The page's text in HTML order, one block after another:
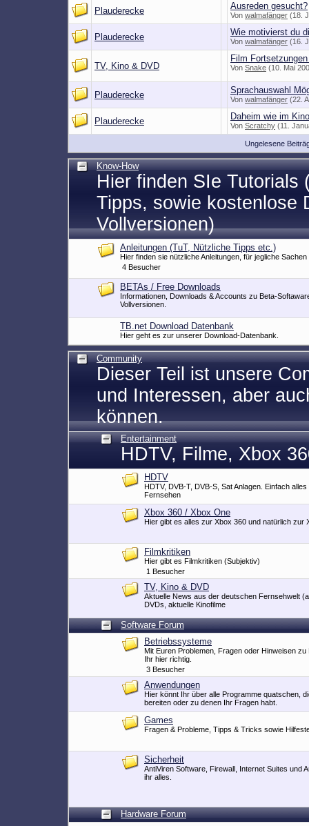
Plauderecke Ausreden
Vonwalmafänger
Plauderecke Wie motivierst
Vonwalmafänger
TV, Kino & DVD
Film
VonSnake(10.
Plauderecke Sprachauswahl
Vonwalmafänger
Plauderecke Daheim wie im
VonScratchy(11.
Ungelesene
Know-How
Hier finden SIe Tutorials
Tipps, sowie kostenlose
Vollversionen)
Anleitungen (TuT, Nützliche Tipps etc.)
Hier finden sie nützliche Anleitungen, für jegliche Sachen
4 Besucher
BETAs / Free Downloads
Informationen, Downloads & Accounts zu Beta-
Vollversionen.
TB.net Download Datenbank
Hier geht es zur unserer Download-Datenbank.
Community
Dieser Teil ist unsere
und Interessen, aber
können.
Entertainment
HDTV, Filme, Xbox
HDTV
HDTV, DVB-T, DVB-S, Sat Anlagen. Einfach
Fernsehen
Xbox 360 / Xbox One
Hier gibt es alles zur Xbox 360 und natürlich zur
Filmkritiken
Hier gibt es Filmkritiken (Subjektiv)
1 Besucher
TV, Kino & DVD
Aktuelle News aus der deutschen Fernsehwelt
DVDs, aktuelle Kinofilme
Software Forum
Betriebssysteme
Mit Euren Problemen, Fragen oder Hinweisen
Ihr hier richtig.
3 Besucher
Anwendungen
Hier könnt Ihr über alle Programme quatschen,
bereiten oder zu denen Ihr Fragen habt.
Games
Fragen & Probleme, Tipps & Tricks sowie
Sicherheit
AntiViren Software, Firewall, Internet Suites und
ihr alles.
Hardware Forum